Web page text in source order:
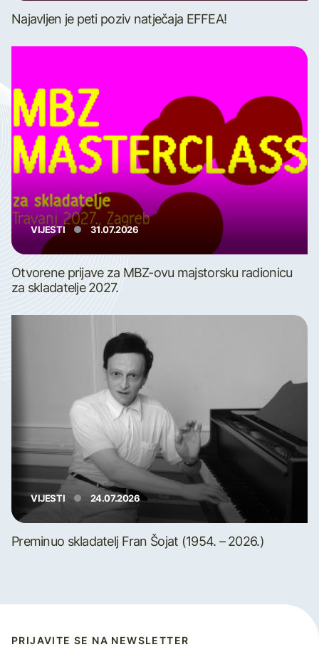
Najavljen je peti poziv natječaja EFFEA!
VIJESTI 31.07.2026
Otvorene prijave za MBZ-ovu majstorsku radionicu
za skladatelje 2027.
VIJESTI 24.07.2026
Preminuo skladatelj Fran Šojat (1954. – 2026.)
PRIJAVITE SE NA NEWSLETTER